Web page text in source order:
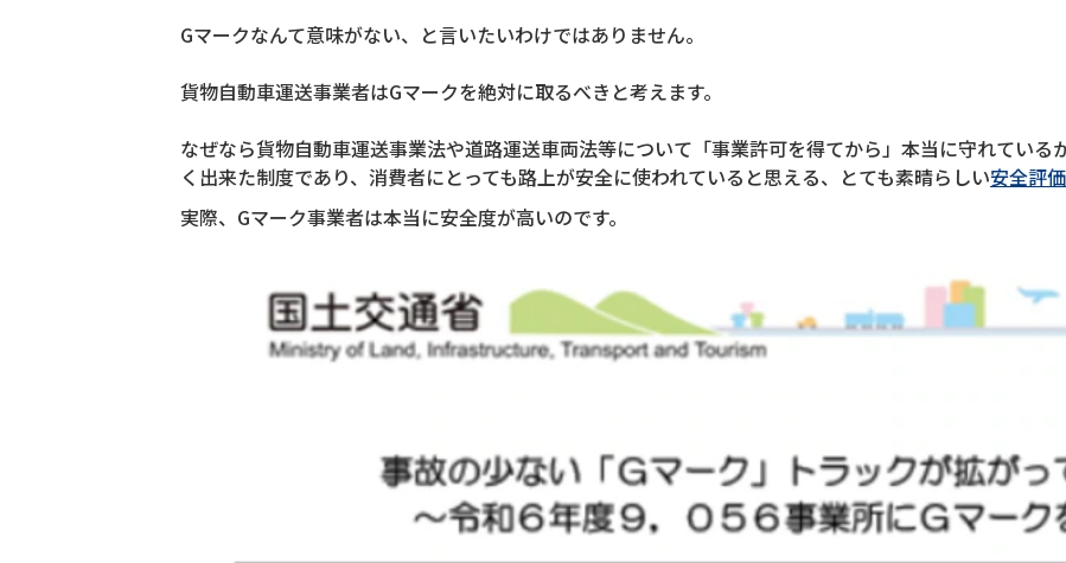
Gマークなんて意味がない、と言いたいわけではありません。
貨物自動車運送事業者はGマークを絶対に取るべきと考えます。
なぜなら貨物自動車運送事業法や道路運送車両法等について「事業許可を得てから」本当に守れている
く出来た制度であり、消費者にとっても路上が安全に使われていると思える、とても素晴らしい安全評
実際、Gマーク事業者は本当に安全度が高いのです。